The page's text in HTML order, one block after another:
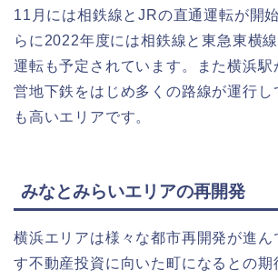
11月には相鉄線とJRの直通運転が開
らに2022年度には相鉄線と東急東横
運転も予定されています。また横浜駅
営地下鉄をはじめ多くの路線が運行し
も高いエリアです。
みなとみらいエリアの再開発
横浜エリアは様々な都市再開発が進ん
す不動産投資に向いた町になるとの期